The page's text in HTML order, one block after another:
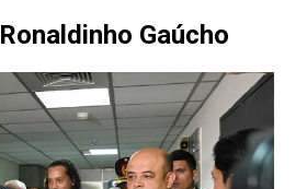
Ronaldinho Gaúcho